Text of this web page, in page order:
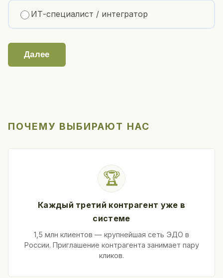
ИТ-специалист / интегратор
Далее
ПОЧЕМУ ВЫБИРАЮТ НАС
🏆
Каждый третий контрагент уже в
системе
1,5 млн клиентов — крупнейшая сеть ЭДО в
России. Приглашение контрагента занимает пару
кликов.